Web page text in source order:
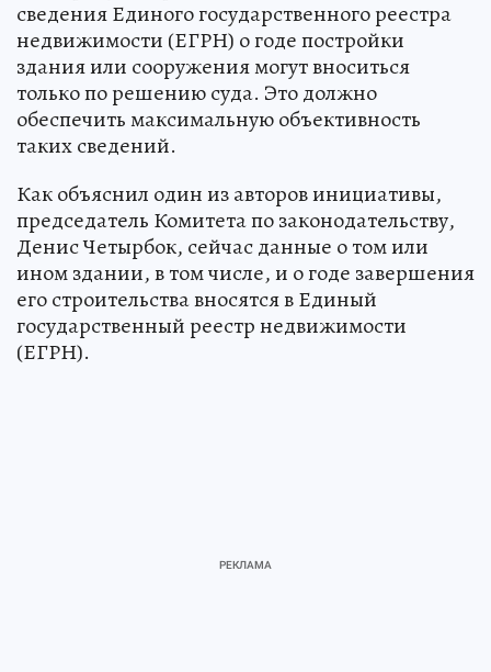
сведения Единого государственного реестра
недвижимости (ЕГРН) о годе постройки
здания или сооружения могут вноситься
только по решению суда. Это должно
обеспечить максимальную объективность
таких сведений.
Как объяснил один из авторов инициативы,
председатель Комитета по законодательству,
Денис Четырбок, сейчас данные о том или
ином здании, в том числе, и о годе завершения
его строительства вносятся в Единый
государственный реестр недвижимости
(ЕГРН).